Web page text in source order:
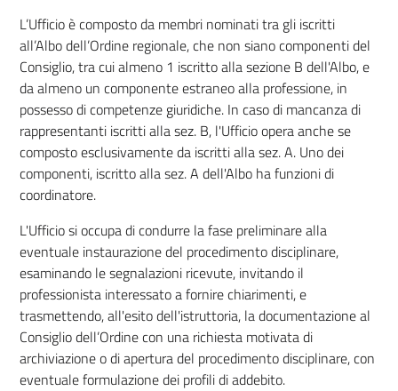
L’Ufficio è composto da membri nominati tra gli iscritti
all’Albo dell’Ordine regionale, che non siano componenti del
Consiglio, tra cui almeno 1 iscritto alla sezione B dell'Albo, e
da almeno un componente estraneo alla professione, in
possesso di competenze giuridiche. In caso di mancanza di
rappresentanti iscritti alla sez. B, l'Ufficio opera anche se
composto esclusivamente da iscritti alla sez. A. Uno dei
componenti, iscritto alla sez. A dell'Albo ha funzioni di
coordinatore.
L'Ufficio si occupa di condurre la fase preliminare alla
eventuale instaurazione del procedimento disciplinare,
esaminando le segnalazioni ricevute, invitando il
professionista interessato a fornire chiarimenti, e
trasmettendo, all'esito dell'istruttoria, la documentazione al
Consiglio dell’Ordine con una richiesta motivata di
archiviazione o di apertura del procedimento disciplinare, con
eventuale formulazione dei profili di addebito.